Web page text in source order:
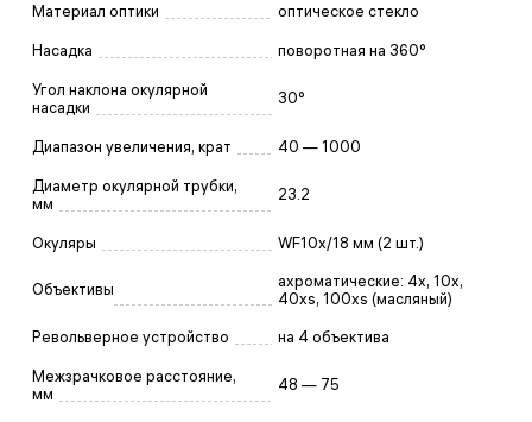
Материал оптики оптическое стекло
Насадка поворотная на 360°
Угол наклона окулярной
насадки
30°
Диапазон увеличения, крат 40 — 1000
Диаметр окулярной трубки,
мм
23.2
Окуляры WF10x/18 мм (2 шт.)
Объективы
ахроматические: 4x, 10x,
40xs, 100xs (масляный)
Револьверное устройство на 4 объектива
Межзрачковое расстояние,
мм
48 — 75